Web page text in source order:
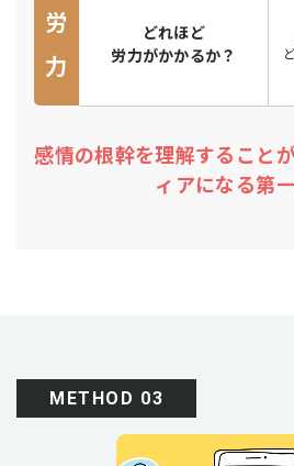
労
力
どれほど
労力がかかるか？
感情の根幹を理解すること
ィアになる第一
METHOD 03